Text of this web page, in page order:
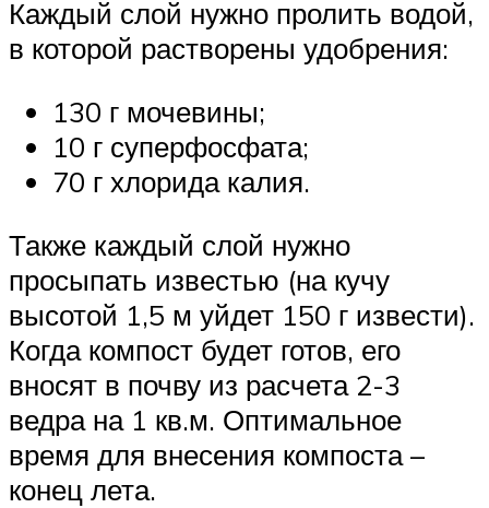
Каждый слой нужно пролить водой,
в которой растворены удобрения:
130 г мочевины;
10 г суперфосфата;
70 г хлорида калия.
Также каждый слой нужно
просыпать известью (на кучу
высотой 1,5 м уйдет 150 г извести).
Когда компост будет готов, его
вносят в почву из расчета 2-3
ведра на 1 кв.м. Оптимальное
время для внесения компоста –
конец лета.